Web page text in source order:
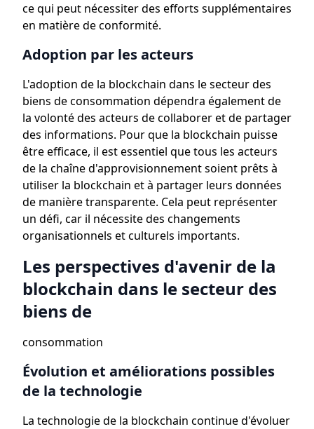
ce qui peut nécessiter des efforts supplémentaires
en matière de conformité.
Adoption par les acteurs
L'adoption de la blockchain dans le secteur des
biens de consommation dépendra également de
la volonté des acteurs de collaborer et de partager
des informations. Pour que la blockchain puisse
être efficace, il est essentiel que tous les acteurs
de la chaîne d'approvisionnement soient prêts à
utiliser la blockchain et à partager leurs données
de manière transparente. Cela peut représenter
un défi, car il nécessite des changements
organisationnels et culturels importants.
Les perspectives d'avenir de la
blockchain dans le secteur des
biens de
consommation
Évolution et améliorations possibles
de la technologie
La technologie de la blockchain continue d'évoluer